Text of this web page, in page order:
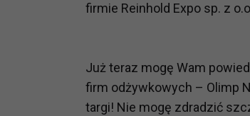
firmie Reinhold Expo sp. z
Już teraz mogę Wam
firm odżywkowych – Olimp
targi! Nie mogę zdradzić